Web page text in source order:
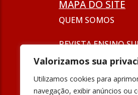
Valorizamos sua
Utilizamos cookies para
navegação, exibir anúncios ou
MAPA DO SITE
QUEM SOMOS
REVISTA ENSINO
SEJA UM ANUNCIANTE
FORMAÇÃO